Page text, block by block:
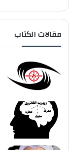
مقالات الكتاب